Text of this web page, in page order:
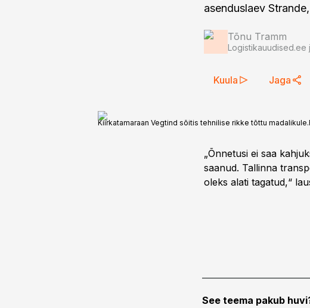
asenduslaev
Tõnu Tramm
Logistikauudised.ee
Kuula Jaga
Kiirkatamaraan Vegtind sõitis tehnilise rikke tõttu madalikule.
„Õnnetusi ei saa
saanud. Tallinna
oleks alati tagatud,“
See teema pakub